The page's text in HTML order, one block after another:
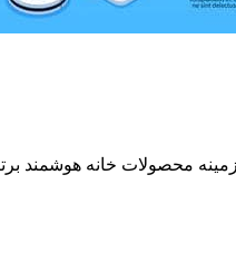
محصولات خانه هوشمند